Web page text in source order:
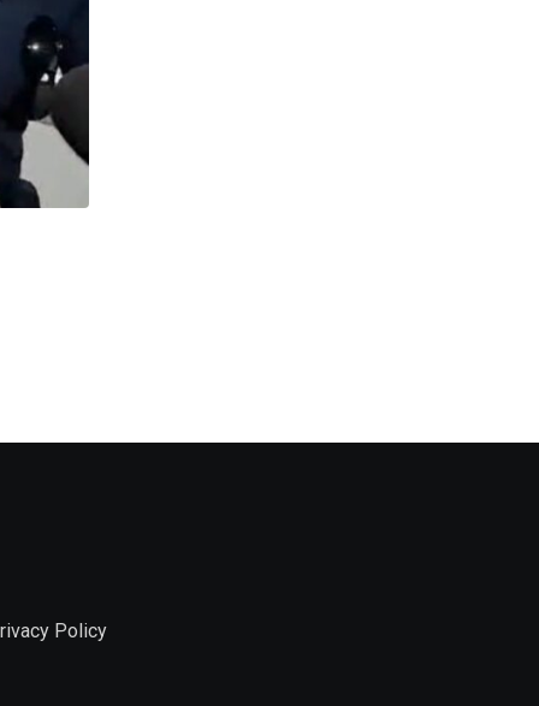
Policy